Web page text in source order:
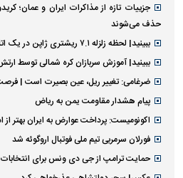
جزییات تازه از مذاکرات ایران و عمان؛
حذف می‌شوند
ببینید| لحظه زلزله ۷.۱ ریشتری ژاپن در یک اتاق عمل جراحی
ببینید| آموزش سربازان کره شمالی توسط
ضرغامی: تغییر ریل، عین بصیرت است |
پیام هشدار مقاومت یمن به ریاض
اکونومیست: پرداخت عوارض به ایران بهتر
فورلان سرمربی تیم ملی فوتبال اروگوئه شد
حمایت ترامپ از جی دی ونس برای انتخابات